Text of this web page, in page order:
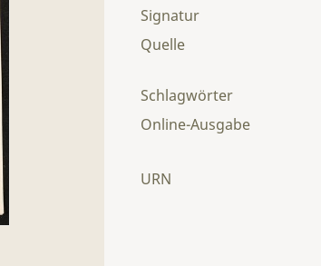
Signatur
Quelle
Schlagwörter
Online-Ausgabe
URN